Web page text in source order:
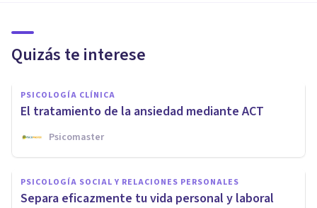
Quizás te interese
PSICOLOGÍA CLÍNICA
El tratamiento de la ansiedad mediante ACT
Psicomaster
PSICOLOGÍA SOCIAL Y RELACIONES PERSONALES
Separa eficazmente tu vida personal y laboral